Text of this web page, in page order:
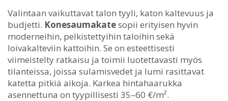
Valintaan vaikuttavat talon tyyli, katon kaltevuus ja
budjetti. Konesaumakatesopii erityisen hyvin
moderneihin, pelkistettyihin taloihin sekä
loivakalteviin kattoihin. Se on esteettisesti
viimeistelty ratkaisu ja toimii luotettavasti myös
tilanteissa, joissa sulamisvedet ja lumi rasittavat
katetta pitkiä aikoja. Karkea hintahaarukka
asennettuna on tyypillisesti 35–60 €/m².